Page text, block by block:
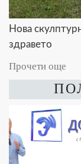
Нова
здравето
Прочети още